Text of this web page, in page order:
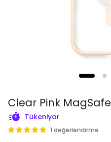
Clear Pink MagSafe
Tükeniyor
1 değerlendirme